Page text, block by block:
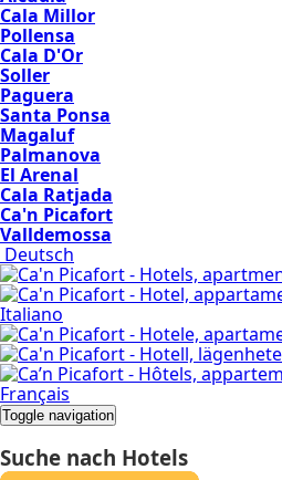
Cala Millor
Pollensa
Cala D'Or
Soller
Paguera
Santa Ponsa
Magaluf
Palmanova
El Arenal
Cala Ratjada
Ca'n Picafort
Valldemossa
Deutsch
Italiano
Français
Toggle navigation
Strände
Suche nach Hotels